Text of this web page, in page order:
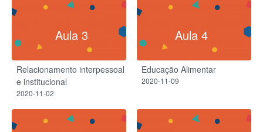
Aula 3
Relacionamento interpessoal
e institucional
2020-11-02
Aula 4
Educação Alimentar
2020-11-09